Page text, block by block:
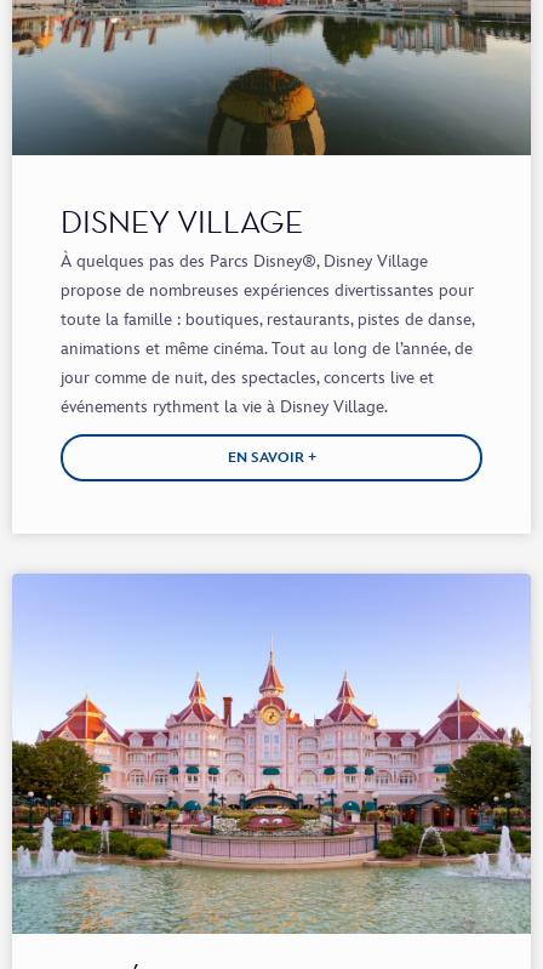
DISNEY VILLAGE
À quelques pas des Parcs Disney®, Disney Village
propose de nombreuses expériences divertissantes pour
toute la famille : boutiques, restaurants, pistes de danse,
animations et même cinéma. Tout au long de l’année, de
jour comme de nuit, des spectacles, concerts live et
événements rythment la vie à Disney Village.
EN SAVOIR +